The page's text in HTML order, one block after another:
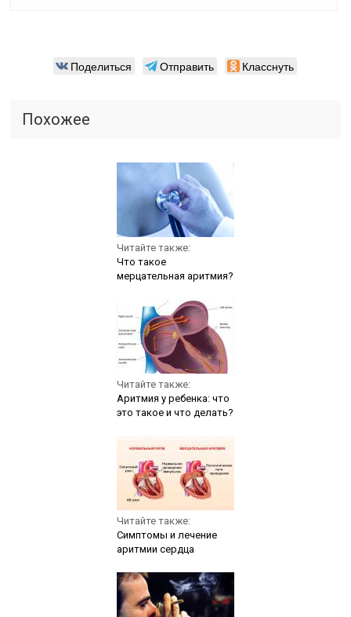
Поделиться Отправить Класснуть
Похожее
Читайте также:
Что такое
мерцательная аритмия?
Читайте также:
Аритмия у ребенка: что
это такое и что делать?
Читайте также:
Симптомы и лечение
аритмии сердца